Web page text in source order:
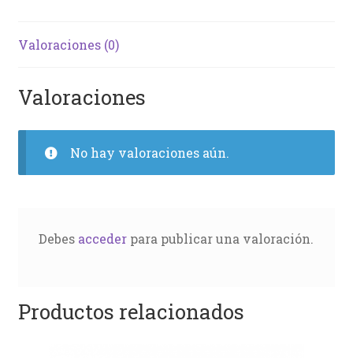
Valoraciones (0)
Valoraciones
No hay valoraciones aún.
Debes accederpara publicar una valoración.
Productos relacionados